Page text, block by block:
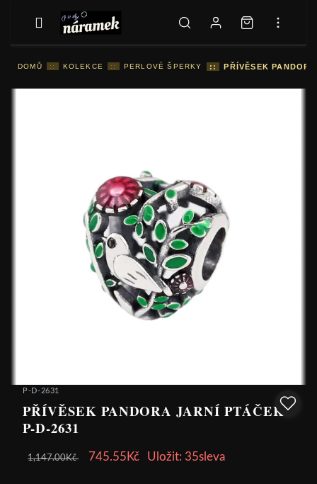
DOMŮ :: KOLEKCE :: PERLOVÉ ŠPERKY :: PŘÍVĚSEK
P-D-2631
PŘÍVĚSEK PANDORA JARNÍ PTÁČEK
P-D-2631
1,147.00Kč 745.55Kč Uložit: 35sleva